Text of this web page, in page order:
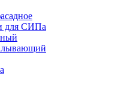
для СИПа